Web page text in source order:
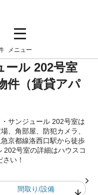
メニュー
ール 202号室
件（賃貸アパ
サンジュール 202号室は
、角部屋、防犯カメラ、
京都線洛西口駅から徒歩
202号室の詳細はハウスコ
い！
間取り/設備